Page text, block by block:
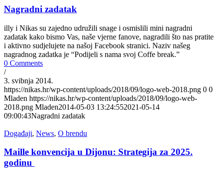
Nagradni zadatak
illy i Nikas su zajedno udružili snage i osmislili mini nagradni
zadatak kako bismo Vas, naše vjerne fanove, nagradili što nas pratite
i aktivno sudjelujete na našoj Facebook stranici. Naziv našeg
nagradnog zadatka je “Podijeli s nama svoj Coffe break.”
0 Comments
/
3. svibnja 2014.
https://nikas.hr/wp-content/uploads/2018/09/logo-web-2018.png 0 0
Mladen https://nikas.hr/wp-content/uploads/2018/09/logo-web-
2018.png Mladen2014-05-03 13:24:552021-05-14
09:00:43Nagradni zadatak
Događaji, News, O brendu
Maille konvencija u Dijonu: Strategija za 2025.
godinu